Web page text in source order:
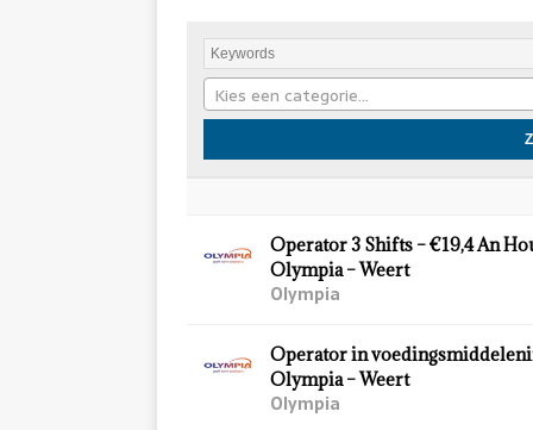
Kies een categorie…
Operator 3 Shifts – €19,4 An
Olympia – Weert
Olympia
Operator in
Olympia – Weert
Olympia